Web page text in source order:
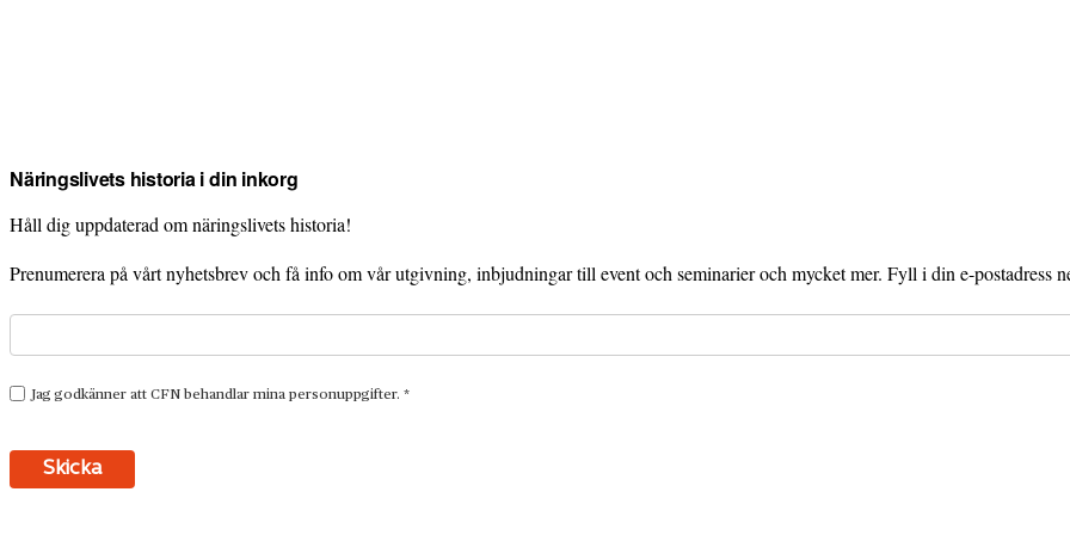
Näringslivets historia i din inkorg
Håll dig uppdaterad om näringslivets historia!
Prenumerera på vårt nyhetsbrev och få info om vår utgivning, inbjudningar till event och seminarier och mycket mer. Fyll i din e-postadress